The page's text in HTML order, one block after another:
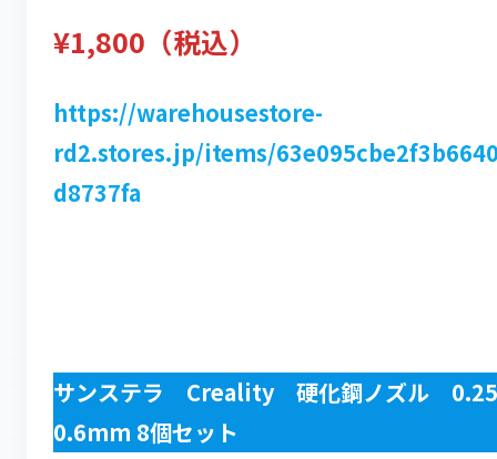
¥1,800（税込）
https://warehousestore-
rd2.stores.jp/items/
d8737fa
サンステラ Creality 硬化鋼ノズル
0.6mm 8個セット